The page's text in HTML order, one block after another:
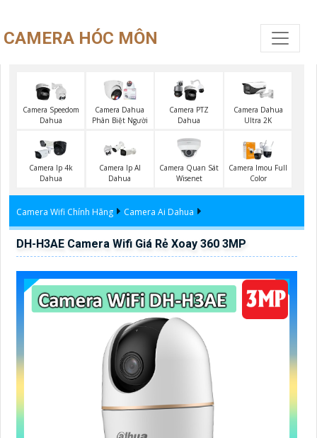
CAMERA HÓC MÔN
Camera Speedom
Dahua
Camera Dahua
Phân Biệt Người
Camera PTZ
Dahua
Camera Dahua
Ultra 2K
Camera Ip 4k
Dahua
Camera Ip AI
Dahua
Camera Quan Sát
Wisenet
Camera Imou Full
Color
Camera Wifi Chính Hãng Camera Ai Dahua
DH-H3AE Camera Wifi Giá Rẻ Xoay 360 3MP